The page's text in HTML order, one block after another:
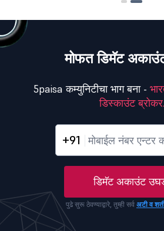
मोफत डिमॅट
5paisa कम्युनिटीचा भाग बना -
डिस्काउंट ब्रोकर.
+91
डिमॅट अकाउंट
पुढे सुरू ठेवण्याद्वारे, तुम्ही सर्व अटी व